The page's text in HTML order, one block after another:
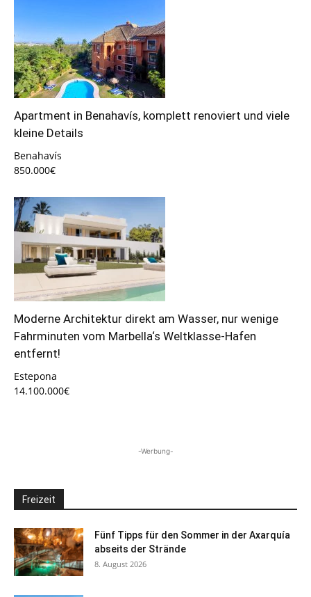
Apartment in Benahavís, komplett renoviert und viele
kleine Details
Benahavís
850.000€
Moderne Architektur direkt am Wasser, nur wenige
Fahrminuten vom Marbella‘s Weltklasse-Hafen
entfernt!
Estepona
14.100.000€
-Werbung-
Freizeit
Fünf Tipps für den Sommer in der Axarquía
abseits der Strände
8. August 2026